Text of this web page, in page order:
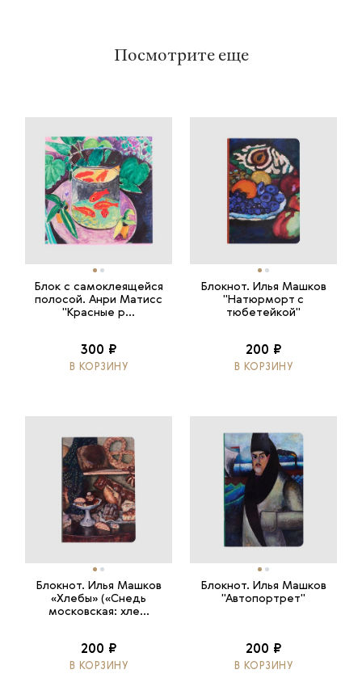
Посмотрите еще
Блок с самоклеящейся
полосой. Анри Матисс
"Красные р...
300 ₽
В КОРЗИНУ
Блокнот. Илья Машков
"Натюрморт с
тюбетейкой"
200 ₽
В КОРЗИНУ
Блокнот. Илья Машков
«Хлебы» («Снедь
московская: хле...
200 ₽
В КОРЗИНУ
Блокнот. Илья Машков
"Автопортрет"
200 ₽
В КОРЗИНУ